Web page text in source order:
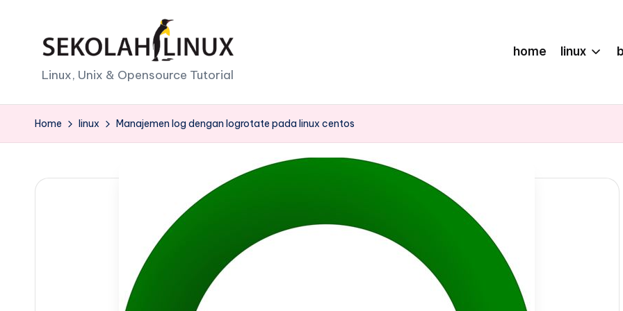
contentS
e
k
Linux, Unix & Opensource Tutorial
home linux
Home linux Manajemen log dengan logrotate pada linux centos